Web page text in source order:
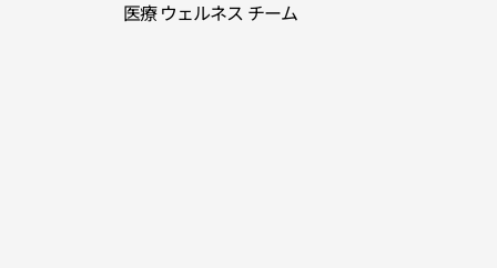
医療 ウェルネス チーム